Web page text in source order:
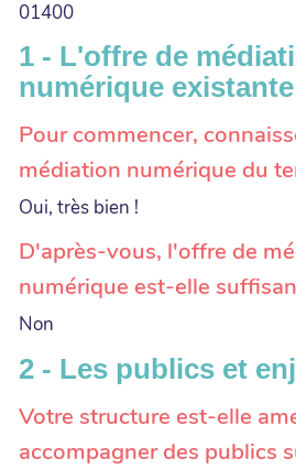
01400
1 - L'offre de
numérique existante
Pour commencer,
médiation numérique du
Oui, très bien !
D'après-vous, l'offre de
numérique est-elle
Non
2 - Les publics et
Votre structure est-elle
accompagner des publics